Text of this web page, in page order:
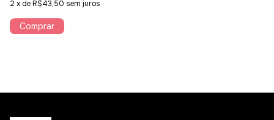
de 1/4" – Kemflo
2 x deR$43,50 sem juros